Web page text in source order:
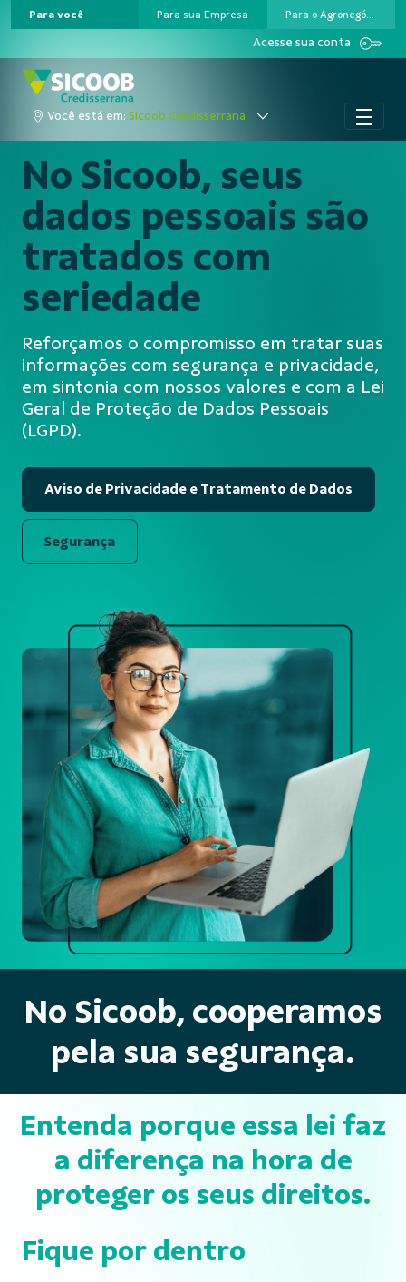
Pular para o Conteúdo principal
Para você Para sua Empresa Para o Agronegócio
Acesse sua conta
Você está em: Sicoob Credisserrana
No Sicoob, seus
dados pessoais são
tratados com
seriedade
Reforçamos o compromisso em tratar suas
informações com segurança e privacidade,
em sintonia com nossos valores e com a Lei
Geral de Proteção de Dados Pessoais
(LGPD).
Aviso de Privacidade e Tratamento de Dados
Segurança
No Sicoob, cooperamos
pela sua segurança.
Entenda porque essa lei faz
a diferença na hora de
proteger os seus direitos.
Fique por dentro